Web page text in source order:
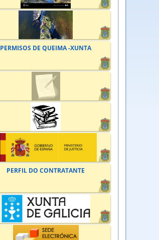
PERMISOS DE QUEIMA -XUNTA
PERFIL DO CONTRATANTE